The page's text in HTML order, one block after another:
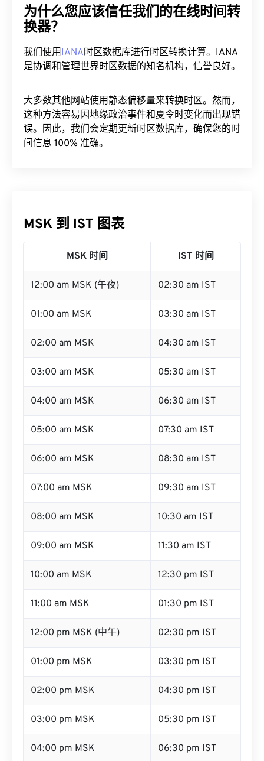
为什么您应该信任我们的在线时间转
换器？
我们使用IANA时区数据库进行时区转换计算。IANA
是协调和管理世界时区数据的知名机构，信誉良好。
大多数其他网站使用静态偏移量来转换时区。然而，
这种方法容易因地缘政治事件和夏令时变化而出现错
误。因此，我们会定期更新时区数据库，确保您的时
间信息 100% 准确。
MSK 到 IST 图表
MSK 时间 IST 时间
12:00 am MSK (午夜) 02:30 am IST
01:00 am MSK 03:30 am IST
02:00 am MSK 04:30 am IST
03:00 am MSK 05:30 am IST
04:00 am MSK 06:30 am IST
05:00 am MSK 07:30 am IST
06:00 am MSK 08:30 am IST
07:00 am MSK 09:30 am IST
08:00 am MSK 10:30 am IST
09:00 am MSK 11:30 am IST
10:00 am MSK 12:30 pm IST
11:00 am MSK 01:30 pm IST
12:00 pm MSK (中午) 02:30 pm IST
01:00 pm MSK 03:30 pm IST
02:00 pm MSK 04:30 pm IST
03:00 pm MSK 05:30 pm IST
04:00 pm MSK 06:30 pm IST